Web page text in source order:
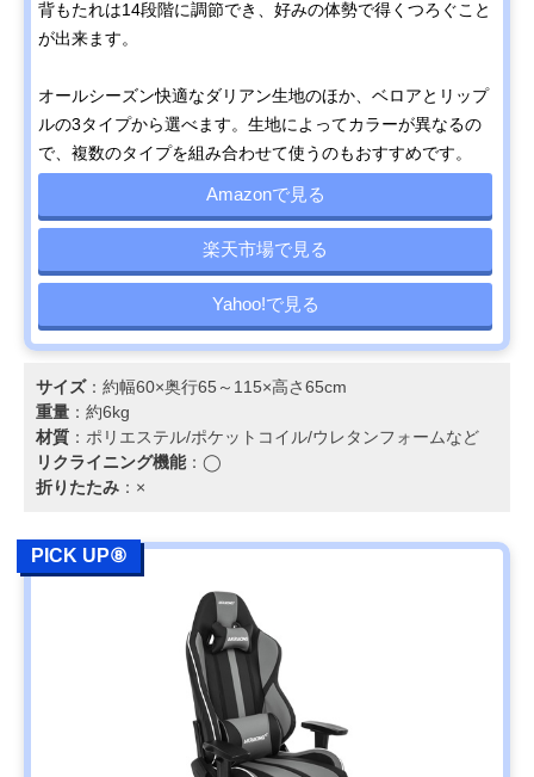
背もたれは14段階に調節でき、好みの体勢で得くつろぐこと
が出来ます。
オールシーズン快適なダリアン生地のほか、ベロアとリップ
ルの3タイプから選べます。生地によってカラーが異なるの
で、複数のタイプを組み合わせて使うのもおすすめです。
Amazonで見る
楽天市場で見る
Yahoo!で見る
サイズ：約幅60×奥行65～115×高さ65cm
重量 ：約6kg
材質 ：ポリエステル/ポケットコイル/ウレタンフォームなど
リクライニング機能：◯
折りたたみ ：×
PICK UP⑧